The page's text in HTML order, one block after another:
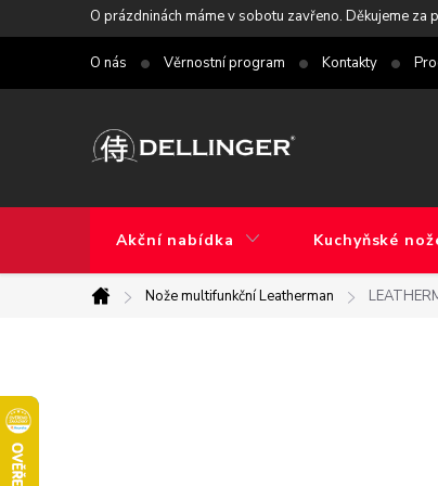
na
O prázdninách máme v sobotu zavřeno. Děkujeme za
O nás Věrnostní program Kontakty
Akční nabídka Kuchyňské
Domů
Nože multifunkční Leatherman